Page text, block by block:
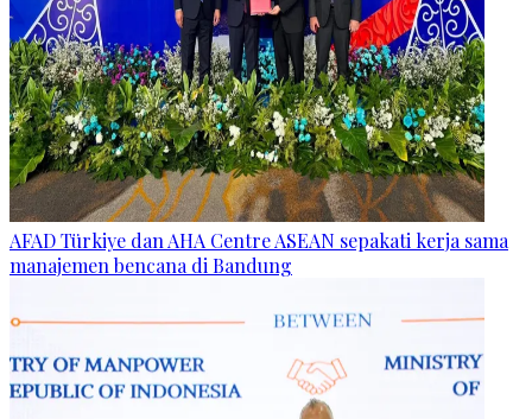
AFAD Türkiye dan AHA Centre ASEAN sepakati kerja sama
manajemen bencana di Bandung